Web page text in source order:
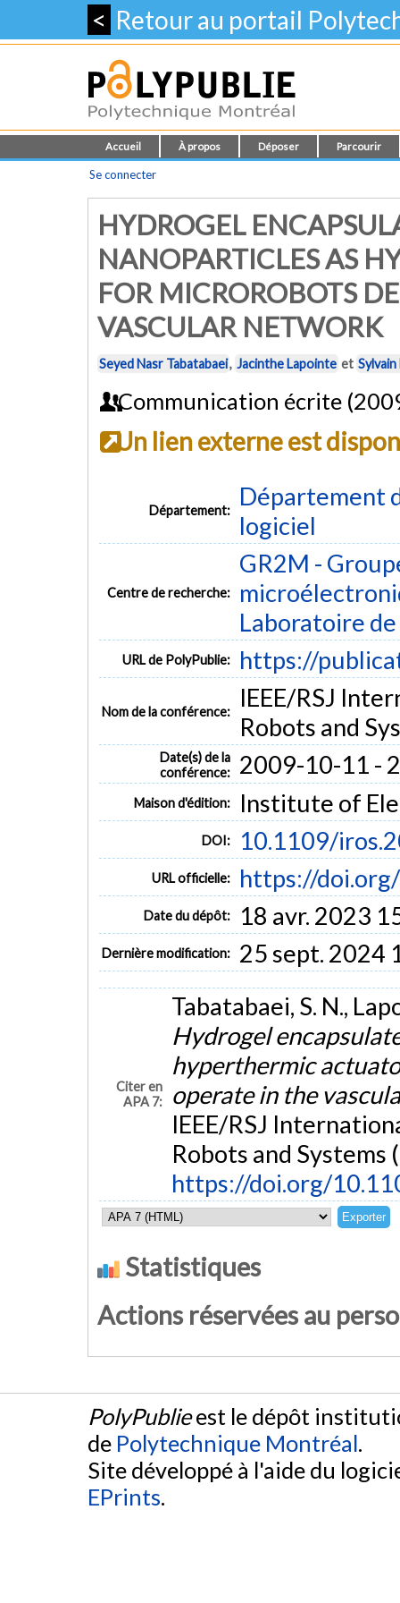
< Retour au portail
Accueil À propos Déposer Parcourir
Se connecter
HYDROGEL
NANOPARTICLES AS
FOR MICROROBOTS
VASCULAR NETWORK
Seyed Nasr Tabatabaei, Jacinthe Lapointe et
Communication écrite
Un lien externe est
Département:
Département
logiciel
Centre de recherche:
GR2M -
Laboratoire
URL de PolyPublie: https://
Nom de la conférence:
IEEE/RSJ
Robots and
Date(s) de la
conférence:
2009-10-11 -
Maison d'édition: Institute of
DOI: 10.1109/
URL officielle: https://
Date du dépôt: 18 avr. 2023
Dernière modification: 25 sept. 2024
Citer en
APA 7:
Tabatabaei, S. N.,
Hydrogel
hyperthermic
operate in the
IEEE/RSJ
Robots and Systems
https://doi.org/
Statistiques
Actions réservées au
PolyPublieest le dépôt
de Polytechnique Montréal.
Site développé à l'aide du
EPrints.